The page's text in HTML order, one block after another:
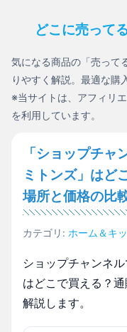
どこに売って
気になる商品の「売って
りやすく解説。最適な購
※当サイトは、アフィリ
を利用しています。
「ショップチ
ミトンズ」はど
場所と価格の比
カテゴリ: ホーム＆キ
ショップチャンネ
はどこで買える？
解説します。